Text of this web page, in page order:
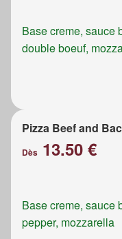
Base creme, sauce
double boeuf,
Pizza Beef and
Dès 13.50 €
Base creme, sauce
pepper, mozzarella